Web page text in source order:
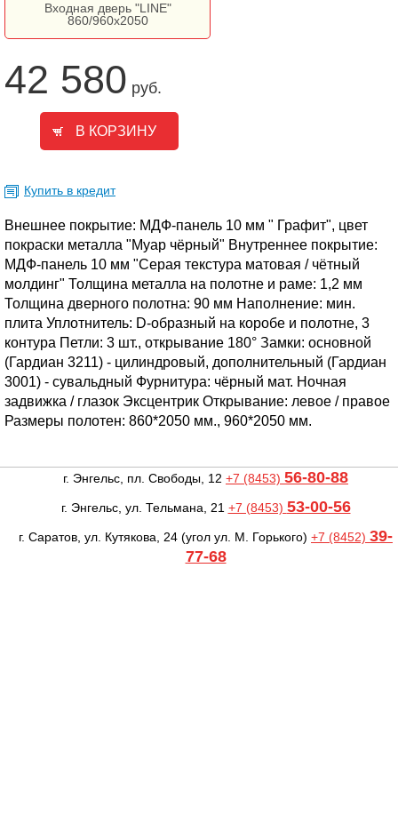
Входная дверь "LINE"
860/960х2050
42 580 руб.
Купить в кредит
Внешнее покрытие: МДФ-панель 10 мм " Графит", цвет
покраски металла "Муар чёрный" Внутреннее покрытие:
МДФ-панель 10 мм "Серая текстура матовая / чётный
молдинг" Толщина металла на полотне и раме: 1,2 мм
Толщина дверного полотна: 90 мм Наполнение: мин.
плита Уплотнитель: D-образный на коробе и полотне, 3
контура Петли: 3 шт., открывание 180° Замки: основной
(Гардиан 3211) - цилиндровый, дополнительный (Гардиан
3001) - сувальдный Фурнитура: чёрный мат. Ночная
задвижка / глазок Эксцентрик Открывание: левое / правое
Размеры полотен: 860*2050 мм., 960*2050 мм.
г. Энгельс, пл. Свободы, 12 +7 (8453) 56-80-88
г. Энгельс, ул. Тельмана, 21 +7 (8453) 53-00-56
г. Саратов, ул. Кутякова, 24 (угол ул. М. Горького) +7 (8452) 39-
77-68